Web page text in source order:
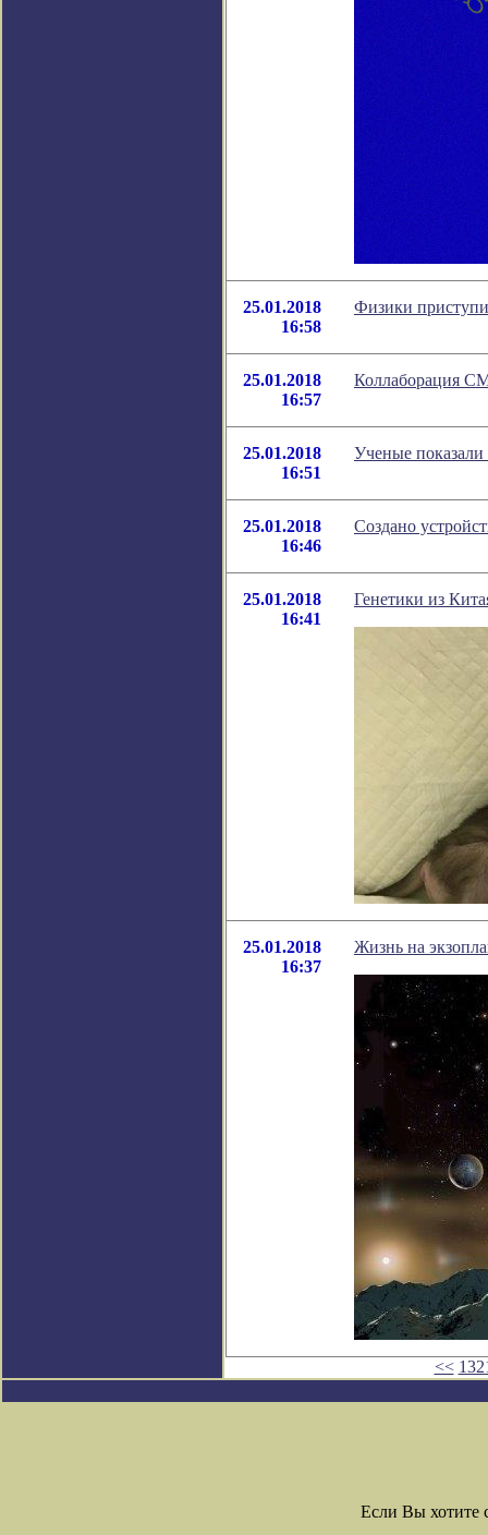
25.01.2018
16:58
Физики
25.01.2018
16:57
Коллаборация
25.01.2018
16:51
Ученые
25.01.2018
16:46
Создано
25.01.2018
16:41
Генетики из
25.01.2018
16:37
Жизнь на
<<
Если Вы хотите